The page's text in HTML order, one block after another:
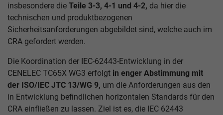
insbesondere die Teile 3-3, 4-1 und 4-2, da hier die
technischen und produktbezogenen
Sicherheitsanforderungen abgebildet sind, welche auch im
CRA gefordert werden.
Die Koordination der IEC-62443-Entwicklung in der
CENELEC TC65X WG3 erfolgt in enger Abstimmung mit
der ISO/IEC JTC 13/WG 9, um die Anforderungen aus den
in Entwicklung befindlichen horizontalen Standards für den
CRA einfließen zu lassen. Ziel ist es, die IEC 62443